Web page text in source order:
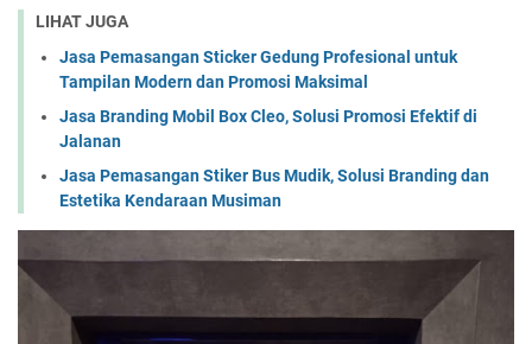
LIHAT JUGA
Jasa Pemasangan Sticker Gedung Profesional untuk
Tampilan Modern dan Promosi Maksimal
Jasa Branding Mobil Box Cleo, Solusi Promosi Efektif di
Jalanan
Jasa Pemasangan Stiker Bus Mudik, Solusi Branding dan
Estetika Kendaraan Musiman